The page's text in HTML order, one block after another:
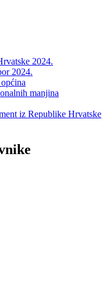
2024.
2024.
manjina
iz Republike Hrvatske